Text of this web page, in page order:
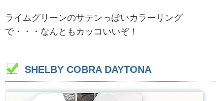
ライムグリーンのサテンっぽいカラーリング
で・・・なんともカッコいいぞ！
SHELBY COBRA DAYTONA